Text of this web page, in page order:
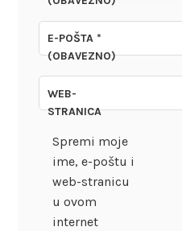
E-POŠTA*
(OBAVEZNO)
WEB-
STRANICA
Spremi moje
ime, e-poštu i
web-stranicu
u ovom
internet